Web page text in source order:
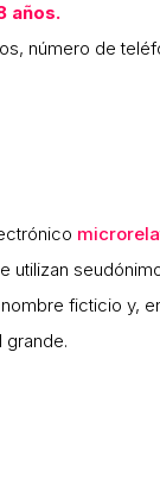
años.
número de
utilizan
ficticio y,
grande.